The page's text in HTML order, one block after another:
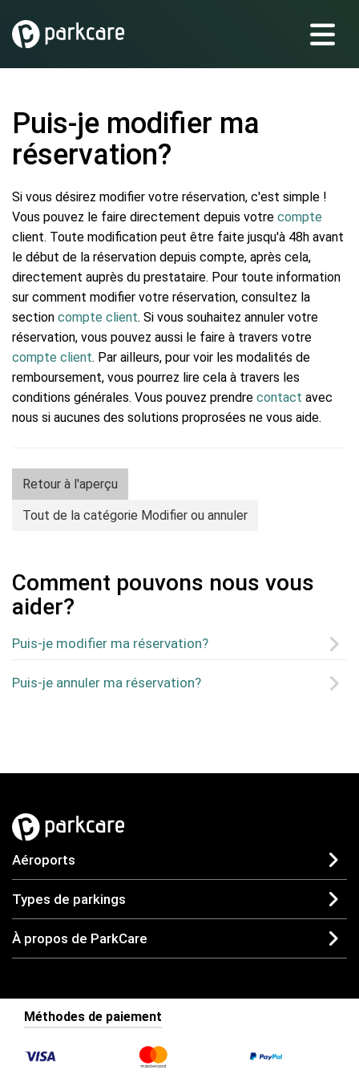
Puis-je modifier ma
réservation?
Si vous désirez modifier votre réservation, c'est simple !
Vous pouvez le faire directement depuis votre compte
client. Toute modification peut être faite jusqu'à 48h avant
le début de la réservation depuis compte, après cela,
directement auprès du prestataire. Pour toute information
sur comment modifier votre réservation, consultez la
section compte client. Si vous souhaitez annuler votre
réservation, vous pouvez aussi le faire à travers votre
compte client. Par ailleurs, pour voir les modalités de
remboursement, vous pourrez lire cela à travers les
conditions générales. Vous pouvez prendre contact avec
nous si aucunes des solutions proprosées ne vous aide.
Retour à l'aperçu
Tout de la catégorie Modifier ou annuler
Comment pouvons nous vous
aider?
Puis-je modifier ma réservation?
Puis-je annuler ma réservation?
Aéroports
Types de parkings
À propos de ParkCare
Méthodes de paiement